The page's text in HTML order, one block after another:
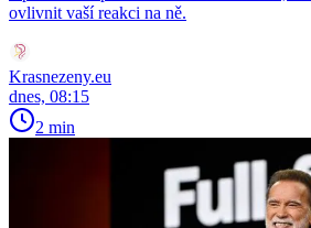
ovlivnit vaší reakci na ně.
Krasnezeny.eu
dnes, 08:15
2 min